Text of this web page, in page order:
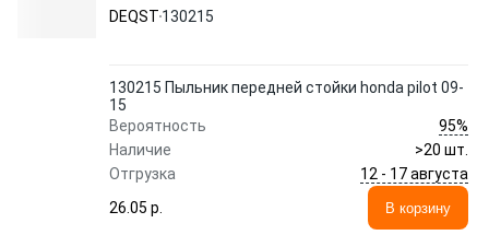
DEQST 130215
130215 Пыльник передней стойки honda pilot 09-
15
Вероятность
95%
Наличие
>20 шт.
Отгрузка
12 - 17 августа
26.05 p.
В корзину